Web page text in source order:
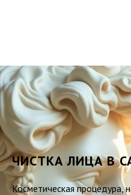
ЧИСТКА ЛИЦА В
Косметическая процедура,